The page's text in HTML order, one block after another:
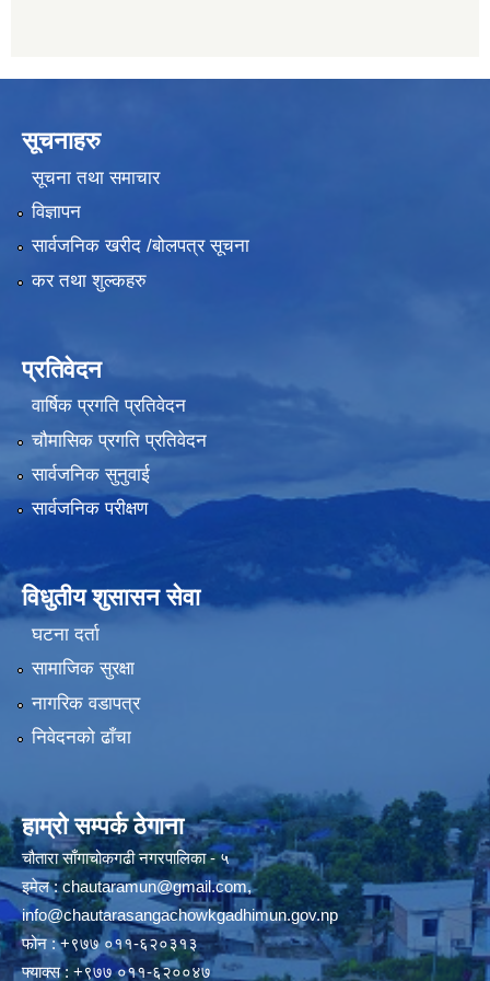
सूचनाहरु
सूचना तथा समाचार
विज्ञापन
सार्वजनिक खरीद /बोलपत्र सूचना
कर तथा शुल्कहरु
प्रतिवेदन
वार्षिक प्रगति प्रतिवेदन
चौमासिक प्रगति प्रतिवेदन
सार्वजनिक सुनुवाई
सार्वजनिक परीक्षण
विधुतीय शुसासन सेवा
घटना दर्ता
सामाजिक सुरक्षा
नागरिक वडापत्र
निवेदनको ढाँचा
हाम्रो सम्पर्क ठेगाना
चौतारा साँगाचोकगढी नगरपालिका - ५
इमेल :chautaramun@gmail.com,
info@chautarasangachowkgadhimun.gov.np
फोन : +९७७ ०११-६२०३१३
फ्याक्स : +९७७ ०११-६२००४७